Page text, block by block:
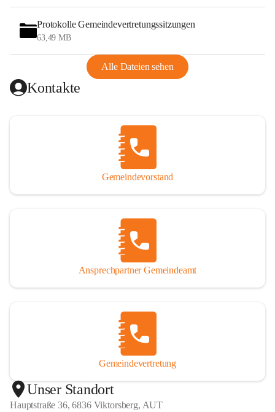
Protokolle Gemeindevertretungssitzungen
63,49 MB
Alle Dateien sehen
Kontakte
Gemeindevorstand
Ansprechpartner Gemeindeamt
Gemeindevertretung
Unser Standort
Hauptstraße 36, 6836 Viktorsberg, AUT